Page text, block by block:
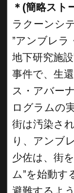
＊(簡略スト
ラクーンシテ
”アンブレラ
地下研究施
事件で、生
ス・アバー
ログラムの
街は汚染さ
り、アンブ
少佐は、街
ム”を始動す